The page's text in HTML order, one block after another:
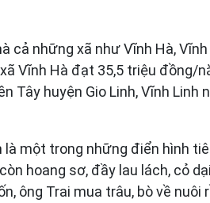
những xã như Vĩnh Hà,
Vĩnh Hà đạt 35,5 triệu
huyện Gio Linh, Vĩnh
là một trong những điển hình
hoang sơ, đầy lau lách, cỏ
ông Trai mua trâu, bò về